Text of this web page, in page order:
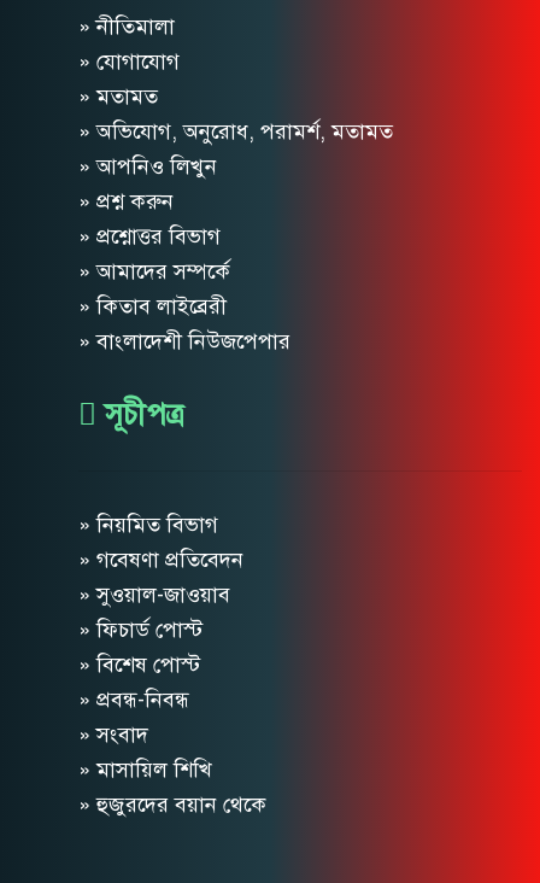
» নীতিমালা
» যোগাযোগ
» মতামত
» অভিযোগ, অনুরোধ, পরামর্শ, মতামত
» আপনিও লিখুন
» প্রশ্ন করুন
» প্রশ্নোত্তর বিভাগ
» আমাদের সম্পর্কে
» কিতাব লাইব্রেরী
» বাংলাদেশী নিউজপেপার
সূচীপত্র
» নিয়মিত বিভাগ
» গবেষণা প্রতিবেদন
» সুওয়াল-জাওয়াব
» ফিচার্ড পোস্ট
» বিশেষ পোস্ট
» প্রবন্ধ-নিবন্ধ
» সংবাদ
» মাসায়িল শিখি
» হুজুরদের বয়ান থেকে